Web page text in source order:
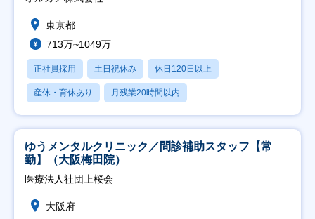
東京都
713万~1049万
正社員採用 土日祝休み 休日120日以上
産休・育休あり 月残業20時間以内
ゆうメンタルクリニック／問診補助スタッフ【常
勤】（大阪梅田院）
医療法人社団上桜会
大阪府